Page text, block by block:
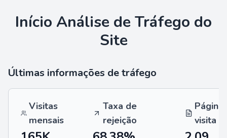
Início Análise de Tráfego do
Site
Últimas informações de tráfego
Visitas
mensais
Taxa de
rejeição
visita